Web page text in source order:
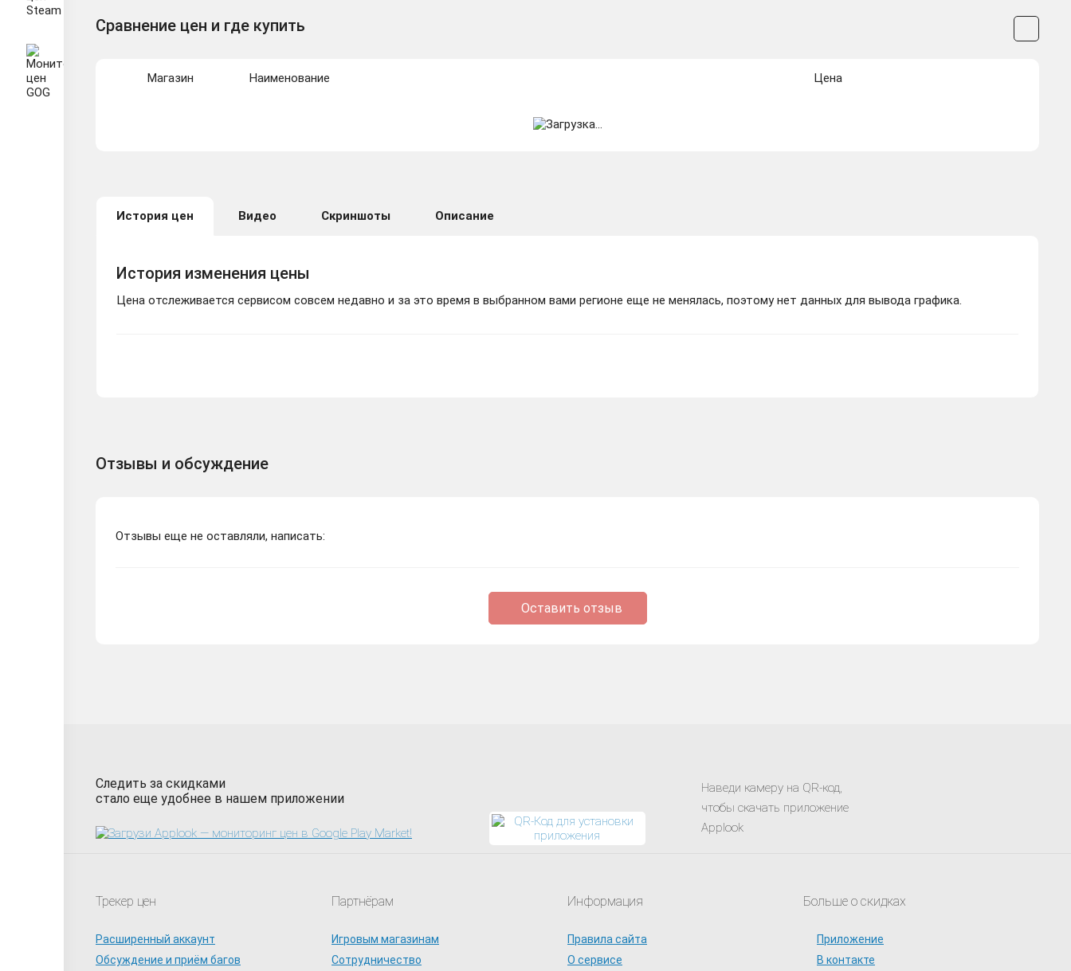
Сравнение цен и где купить
Магазин Наименование Цена
История цен Видео Скриншоты Описание
История изменения цены
Цена отслеживается сервисом совсем недавно и за это время в выбранном вами регионе еще не менялась, поэтому нет данных для вывода графика.
Отзывы и обсуждение
Отзывы еще не оставляли, написать:
Оставить отзыв
Следить за скидками
стало еще удобнее в нашем приложении
Наведи камеру на QR-код,
чтобы скачать приложение
Applook
Трекер цен
Расширенный аккаунт
Обсуждение и приём багов
Партнёрам
Игровым магазинам
Сотрудничество
Информация
Правила сайта
О сервисе
Больше о скидках
Приложение
В контакте